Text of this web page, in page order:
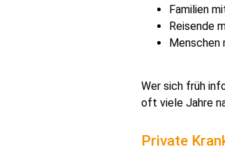
Familien
Reisende
Menschen
Wer sich früh
oft viele Jahre
Private